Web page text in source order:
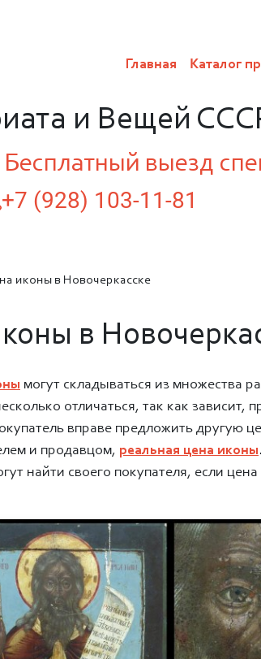
Главная Каталог
и Вещей
выезд
+7 (928) 103-11-81
иконы в Новочеркасске
в
могут складываться из множества
отличаться, так как
вправе предложить другую
и продавцом, реальная цена иконы
найти своего покупателя, если